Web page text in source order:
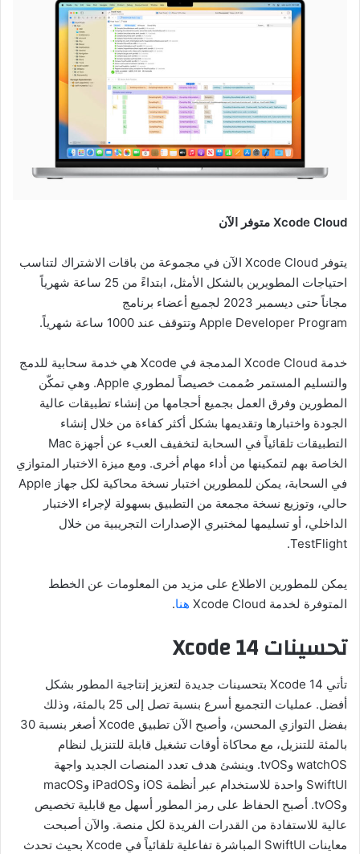
Xcode Cloud متوفر الآن
يتوفر Xcode Cloud الآن في مجموعة من باقات الاشتراك لتناسب
احتياجات المطويرين بالشكل الأمثل، ابتداءً من 25 ساعة شهرياً
مجاناً حتى ديسمبر 2023 لجميع أعضاء برنامج
Apple Developer Program وتتوقف عند 1000 ساعة شهرياً.
خدمة Xcode Cloud المدمجة في Xcode هي خدمة سحابية للدمج
والتسليم المستمر صُممت خصيصاً لمطوري Apple. وهي تمكّن
المطورين وفرق العمل بجميع أحجامها من إنشاء تطبيقات عالية
الجودة واختبارها وتقديمها بشكل أكثر كفاءة من خلال إنشاء
التطبيقات تلقائياً في السحابة لتخفيف العبء عن أجهزة Mac
الخاصة بهم لتمكينها من أداء مهام أخرى. ومع ميزة الاختبار المتوازي
في السحابة، يمكن للمطورين اختبار نسخة محاكية لكل جهاز Apple
حالي، وتوزيع نسخة مجمعة من التطبيق بسهولة لإجراء الاختبار
الداخلي، أو تسليمها لمختبري الإصدارات التجريبية من خلال
TestFlight.
يمكن للمطورين الاطلاع على مزيد من المعلومات عن الخطط
المتوفرة لخدمة Xcode Cloud ‏
هنا.
تحسينات Xcode 14
تأتي Xcode 14 بتحسينات جديدة لتعزيز إنتاجية المطور بشكل
أفضل. عمليات التجميع أسرع بنسبة تصل إلى 25 بالمئة، وذلك
بفضل التوازي المحسن، وأصبح الآن تطبيق Xcode أصغر بنسبة 30
بالمئة للتنزيل، مع محاكاة أوقات تشغيل قابلة للتنزيل لنظام
watchOS وtvOS. وينشئ هدف تعدد المنصات الجديد واجهة
SwiftUI واحدة للاستخدام عبر أنظمة iOS وiPadOS وmacOS
وtvOS. أصبح الحفاظ على رمز المطور أسهل مع قابلية تخصيص
عالية للاستفادة من القدرات الفريدة لكل منصة. والآن أصبحت
معاينات SwiftUI المباشرة تفاعلية تلقائياً في Xcode بحيث تحدث